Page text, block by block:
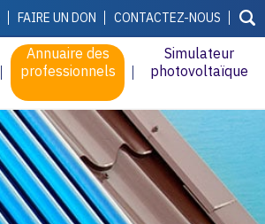
FAIRE UN DON CONTACTEZ-NOUS
Annuaire des
professionnels
Simulateur
photovoltaïque